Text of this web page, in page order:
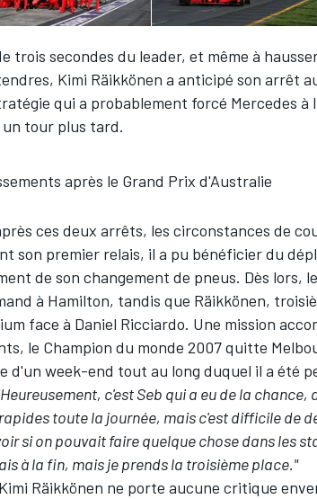
trois secondes du leader, et même à
Kimi Räikkönen a anticipé son arrêt
qui a probablement forcé Mercedes à
un tour plus tard.
après le Grand Prix d'Australie
ces deux arrêts, les circonstances de
son premier relais, il a pu bénéficier du
de son changement de pneus. Dès lors,
à Hamilton, tandis que Räikkönen,
face à Daniel Ricciardo. Une mission
le Champion du monde 2007 quitte
week-end tout au long duquel il a été
c'est Seb qui a eu de la chance,
toute la journée, mais c'est difficile de
si on pouvait faire quelque chose dans les
à la fin, mais je prends la troisième place."
Räikkönen ne porte aucune critique